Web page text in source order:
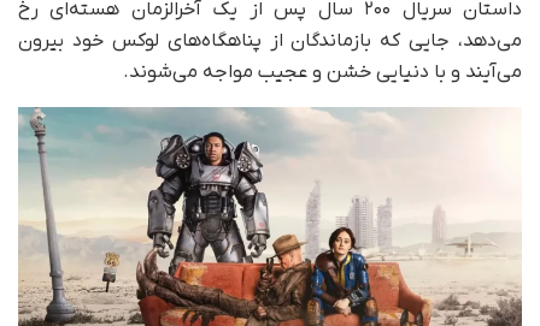
داستان سریال ۲۰۰ سال پس از یک آخرالزمان هسته‌ای رخ
می‌دهد، جایی که بازماندگان از پناهگاه‌های لوکس خود بیرون
می‌آیند و با دنیایی خشن و عجیب مواجه می‌شوند.